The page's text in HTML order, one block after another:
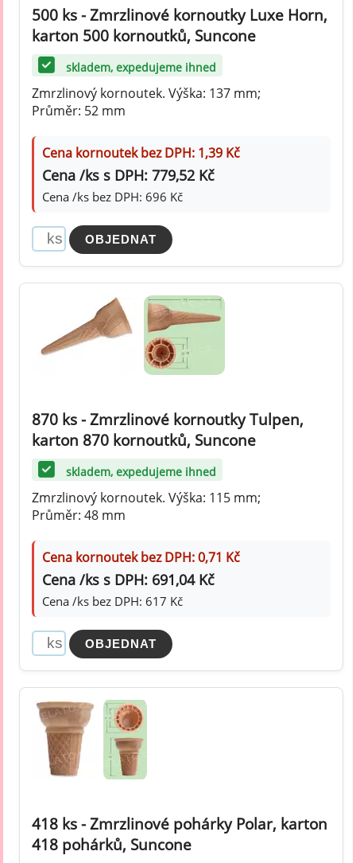
500 ks - Zmrzlinové kornoutky Luxe Horn,
karton 500 kornoutků, Suncone
skladem, expedujeme ihned
Zmrzlinový kornoutek. Výška: 137 mm;
Průměr: 52 mm
Cena kornoutek bez DPH: 1,39 Kč
Cena /ks s DPH: 779,52 Kč
Cena /ks bez DPH: 696 Kč
870 ks - Zmrzlinové kornoutky Tulpen,
karton 870 kornoutků, Suncone
skladem, expedujeme ihned
Zmrzlinový kornoutek. Výška: 115 mm;
Průměr: 48 mm
Cena kornoutek bez DPH: 0,71 Kč
Cena /ks s DPH: 691,04 Kč
Cena /ks bez DPH: 617 Kč
418 ks - Zmrzlinové pohárky Polar, karton
418 pohárků, Suncone